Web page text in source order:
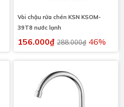
Vòi chậu rửa chén KSN KSOM-
39T8 nước lạnh
156.000₫ 288.000₫ 46%